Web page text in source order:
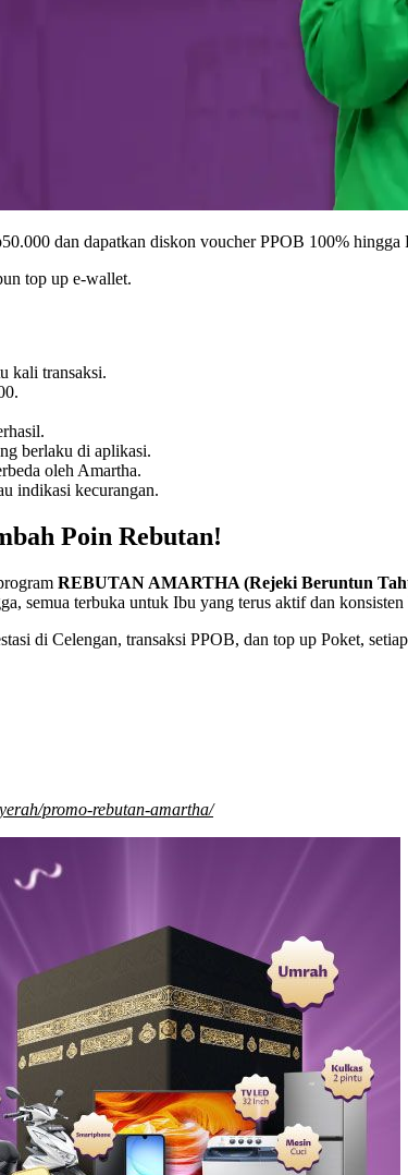
dan dapatkan diskon voucher PPOB 100%
top up e-wallet.
kali transaksi.
berlaku di aplikasi.
oleh Amartha.
indikasi kecurangan.
Poin Rebutan!
REBUTAN AMARTHA (Rejeki Beruntun
semua terbuka untuk Ibu yang terus aktif dan
di Celengan, transaksi PPOB, dan top up Poket,
promo-rebutan-amartha/